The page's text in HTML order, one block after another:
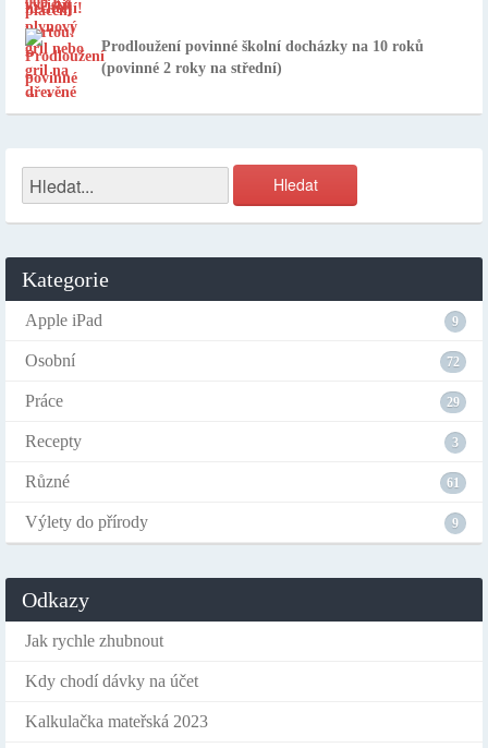
Prodloužení povinné školní docházky na 10 roků
(povinné 2 roky na střední)
Kategorie
Apple iPad 9
Osobní 72
Práce 29
Recepty 3
Různé 61
Výlety do přírody 9
Odkazy
Jak rychle zhubnout
Kdy chodí dávky na účet
Kalkulačka mateřská 2023